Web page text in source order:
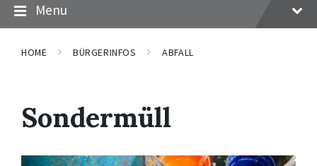
Menu
HOME BÜRGERINFOS ABFALL
Sondermüll